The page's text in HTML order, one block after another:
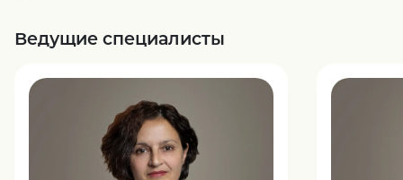
Ведущие специалисты